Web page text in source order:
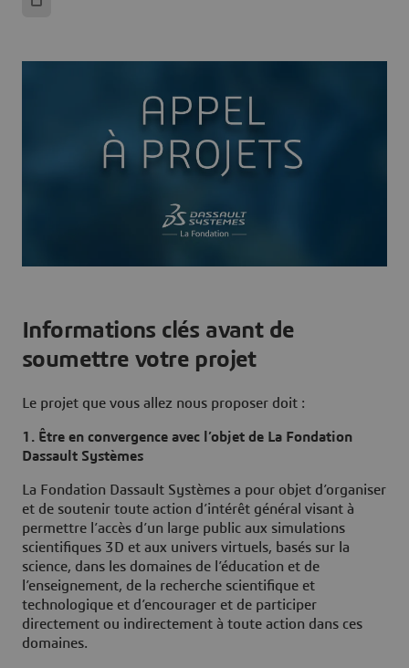
Informations clés avant de
soumettre votre projet
Le projet que vous allez nous proposer doit :
1. Être en convergence avec l’objet de La Fondation
Dassault Systèmes
La Fondation Dassault Systèmes a pour objet d’organiser
et de soutenir toute action d’intérêt général visant à
permettre l’accès d’un large public aux simulations
scientifiques 3D et aux univers virtuels, basés sur la
science, dans les domaines de l’éducation et de
l’enseignement, de la recherche scientifique et
technologique et d’encourager et de participer
directement ou indirectement à toute action dans ces
domaines.